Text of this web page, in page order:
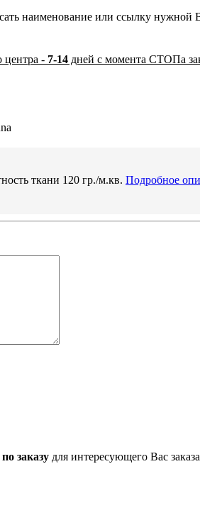
наименование или ссылку нужной
центра - 7-14 дней с момента СТОПа
ткани 120 гр./м.кв. Подробное
заказу для интересующего Вас заказа